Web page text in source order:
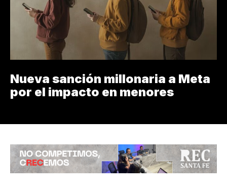
Nueva sanción millonaria a Meta
por el impacto en menores